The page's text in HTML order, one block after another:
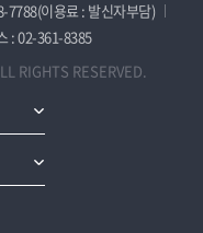
7788(이용료 : 발신자부담)
: 02-361-8385
RIGHTS RESERVED.